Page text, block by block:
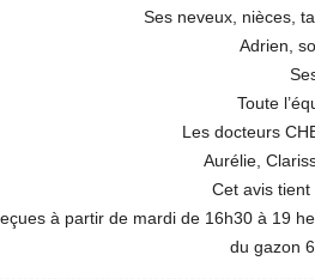
Ses neveux, nièces,
Adrien,
Toute
Les docteurs
Aurélie,
Cet avis tient
à partir de mardi de 16h30 à 19
du gazon